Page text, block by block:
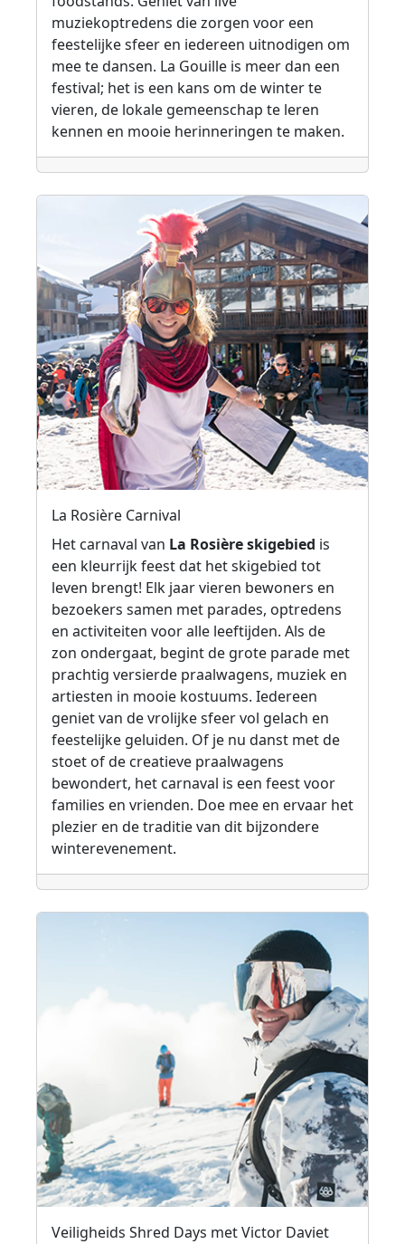
muziekoptredens die zorgen voor een
feestelijke sfeer en iedereen uitnodigen om
mee te dansen. La Gouille is meer dan een
festival; het is een kans om de winter te
vieren, de lokale gemeenschap te leren
kennen en mooie herinneringen te maken.
La Rosière Carnival
Het carnaval van La Rosière skigebied is
een kleurrijk feest dat het skigebied tot
leven brengt! Elk jaar vieren bewoners en
bezoekers samen met parades, optredens
en activiteiten voor alle leeftijden. Als de
zon ondergaat, begint de grote parade met
prachtig versierde praalwagens, muziek en
artiesten in mooie kostuums. Iedereen
geniet van de vrolijke sfeer vol gelach en
feestelijke geluiden. Of je nu danst met de
stoet of de creatieve praalwagens
bewondert, het carnaval is een feest voor
families en vrienden. Doe mee en ervaar het
plezier en de traditie van dit bijzondere
winterevenement.
Veiligheids Shred Days met Victor Daviet